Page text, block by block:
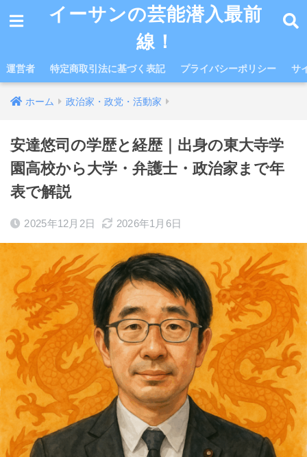
イーサンの芸能潜入最前
線！
運営者 特定商取引法に基づく表記 プライバシーポリシー サ
ホーム 政治家・政党・活動家
安達悠司の学歴と経歴｜出身の東大寺学
園高校から大学・弁護士・政治家まで年
表で解説
2025年12月2日 2026年1月6日